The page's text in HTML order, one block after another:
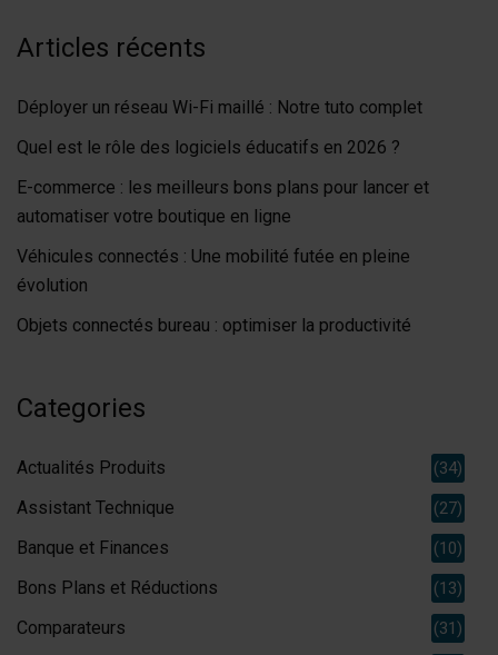
Articles récents
Déployer un réseau Wi-Fi maillé : Notre tuto complet
Quel est le rôle des logiciels éducatifs en 2026 ?
E-commerce : les meilleurs bons plans pour lancer et
automatiser votre boutique en ligne
Véhicules connectés : Une mobilité futée en pleine
évolution
Objets connectés bureau : optimiser la productivité
Categories
Actualités Produits (34)
Assistant Technique (27)
Banque et Finances (10)
Bons Plans et Réductions (13)
Comparateurs (31)